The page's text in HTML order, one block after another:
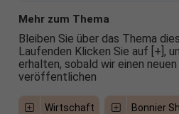
Mehr zum Thema
Bleiben Sie über das Thema
Laufenden Klicken Sie auf [+],
erhalten, sobald wir einen
veröffentlichen
Wirtschaft Bonnier